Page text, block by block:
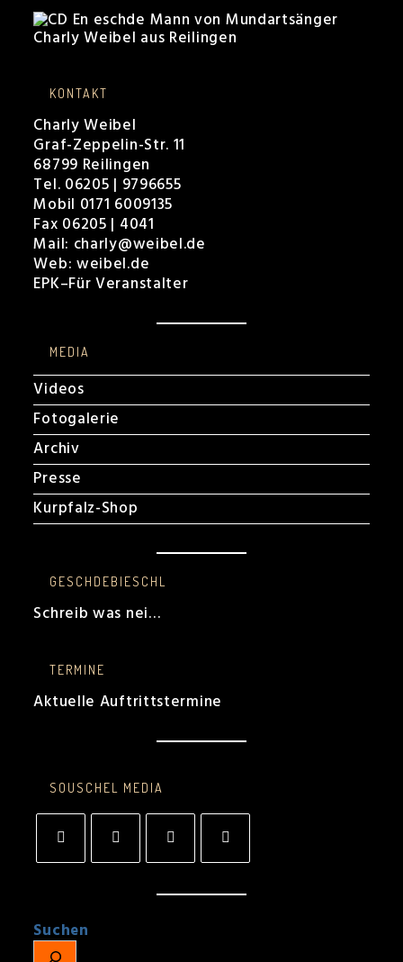
KONTAKT
Charly Weibel
Graf-Zeppelin-Str. 11
68799 Reilingen
Tel. 06205 | 9796655
Mobil 0171 6009135
Fax 06205 | 4041
Mail: charly@weibel.de
Web: weibel.de
EPK–Für Veranstalter
MEDIA
Videos
Fotogalerie
Archiv
Presse
Kurpfalz-Shop
GESCHDEBIESCHL
Schreib was nei…
TERMINE
Aktuelle Auftrittstermine
SOUSCHEL MEDIA
Opens
tab
Opens Opens Opens
a
Suchen